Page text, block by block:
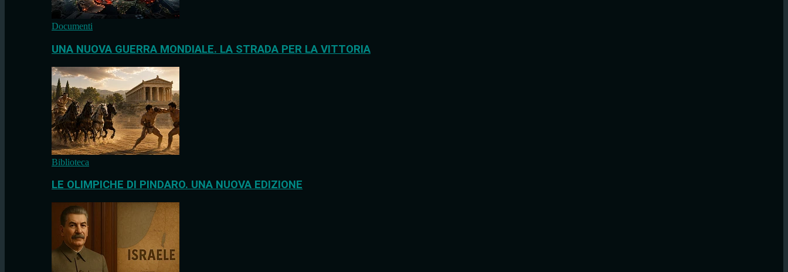
Documenti
UNA NUOVA GUERRA MONDIALE. LA STRADA PER LA VITTORIA
Biblioteca
LE OLIMPICHE DI PINDARO. UNA NUOVA EDIZIONE